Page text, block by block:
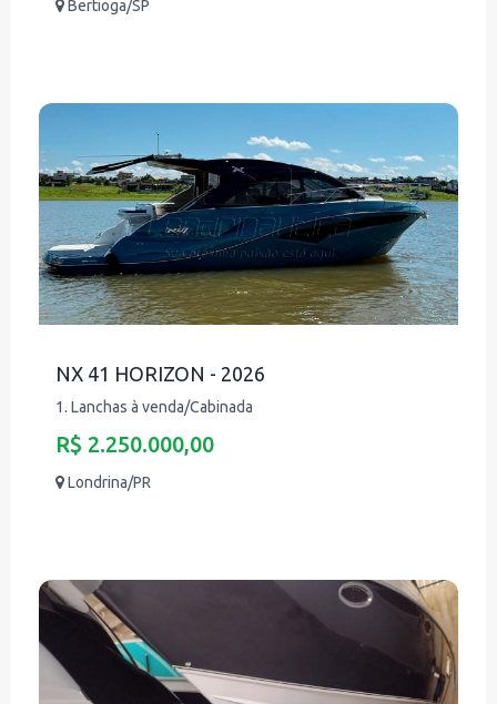
Bertioga/SP
NX 41 HORIZON - 2026
1. Lanchas à venda/Cabinada
R$ 2.250.000,00
Londrina/PR